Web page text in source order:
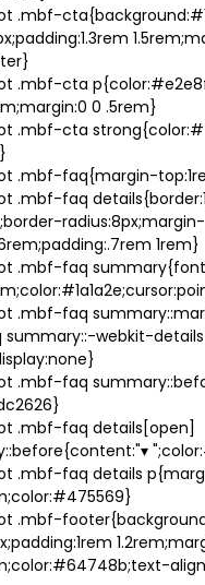
.mbf-
.mbf-cta
0 .5rem}
.mbf-cta
.mbf-faq{margin-
.mbf-faq
radius:8px;margin-
1rem}
.mbf-faq
.mbf-faq
webkit-
.mbf-faq
.mbf-faq details[open]
.mbf-faq details
.mbf-